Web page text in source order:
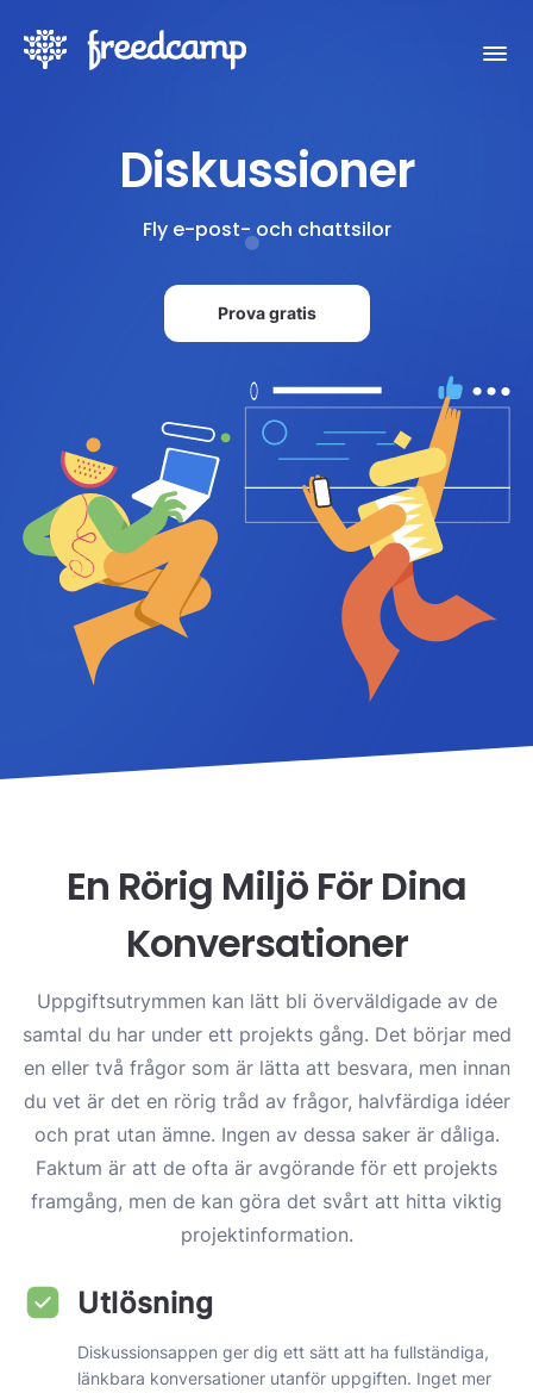
Diskussioner
Fly e-post- och chattsilor
Prova gratis
En Rörig Miljö För Dina
Konversationer
Uppgiftsutrymmen kan lätt bli överväldigade av de
samtal du har under ett projekts gång. Det börjar med
en eller två frågor som är lätta att besvara, men innan
du vet är det en rörig tråd av frågor, halvfärdiga idéer
och prat utan ämne. Ingen av dessa saker är dåliga.
Faktum är att de ofta är avgörande för ett projekts
framgång, men de kan göra det svårt att hitta viktig
projektinformation.
Utlösning
Diskussionsappen ger dig ett sätt att ha fullständiga,
länkbara konversationer utanför uppgiften. Inget mer